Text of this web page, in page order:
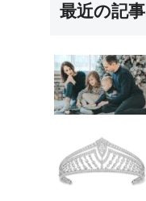
最近の記事